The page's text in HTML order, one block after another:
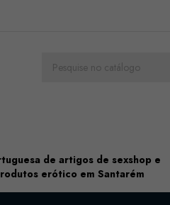
de artigos de sexshop e
erótico em Santarém